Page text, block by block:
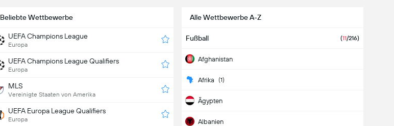
Beliebte Wettbewerbe
UEFA Champions League
Europa
UEFA Champions League Qualifiers
Europa
MLS
Vereinigte Staaten von Amerika
UEFA Europa League Qualifiers
Europa
Alle Wettbewerbe A-Z
Fußball (11/216)
Afghanistan
Afrika (1)
Ägypten
Albanien